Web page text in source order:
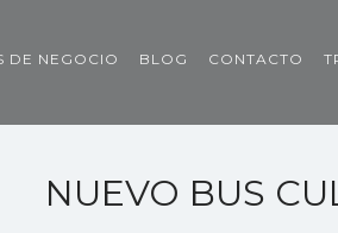
DE NEGOCIO BLOG CONTACTO
NUEVO BUS